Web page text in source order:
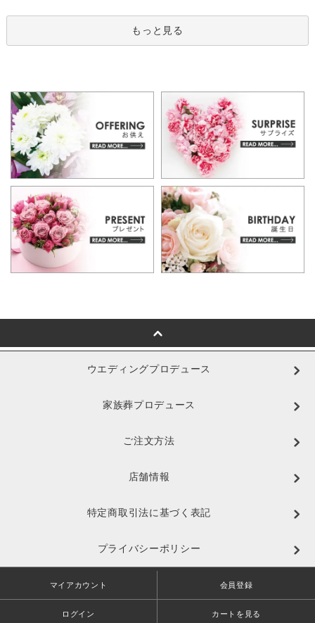
もっと見る
ウエディングプロデュース
家族葬プロデュース
ご注文方法
店舗情報
特定商取引法に基づく表記
プライバシーポリシー
マイアカウント 会員登録
ログイン カートを見る